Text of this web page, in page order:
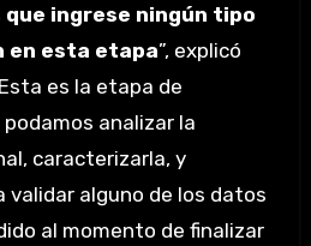
que ingrese ningún tipo
en esta etapa”, explicó
es la etapa de
analizar la
caracterizarla, y
validar alguno de los datos
al momento de finalizar